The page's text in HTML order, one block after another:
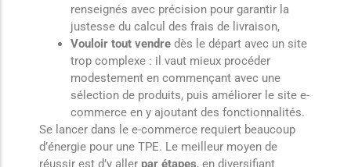
renseignés avec précision pour garantir la
justesse du calcul des frais de livraison,
Vouloir tout vendre dès le départ avec un site
trop complexe : il vaut mieux procéder
modestement en commençant avec une
sélection de produits, puis améliorer le site e-
commerce en y ajoutant des fonctionnalités.
Se lancer dans le e-commerce requiert beaucoup
d’énergie pour une TPE. Le meilleur moyen de
réussir est d’y aller par étapes, en diversifiant